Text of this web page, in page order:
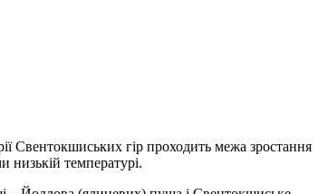
Свентокшиських гір проходить межа зростання
низькій температурі.